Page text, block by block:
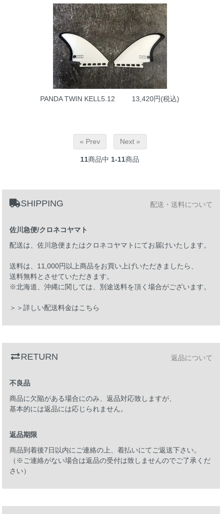
PANDA TWIN KELL5.12 13,420円(税込)
« Prev Next »
11商品中 1-11商品
SHIPPING 配送・送料について
佐川急便/クロネコヤマト
配送は、佐川急便またはクロネコヤマトにてお届けいたします。
送料は、11,000円以上商品をお買い上げいただきましたら、
送料無料とさせていただきます。
※北海道、沖縄に関しては、別途送料を頂く場合がございます。
＞＞詳しい配送料金はこちら
RETURN 返品について
不良品
商品に欠陥がある場合にのみ、返品対応致しますが、
基本的には返品には応じられません。
返品期限
商品到着後7日以内にご連絡の上、着払いにてご返送下さい。
（※ご連絡がない場合は返品の受付は致しませんのでご了承くだ
さい）